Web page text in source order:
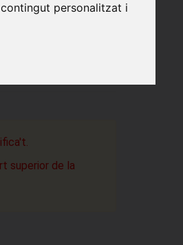
personalitzat i
KURT ELLING &
superior de la